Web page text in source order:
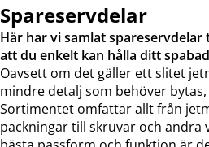
Spareservdelar
Här har vi samlat
att du enkelt kan hålla ditt
Oavsett om det gäller ett slitet
mindre detalj som behöver
Sortimentet omfattar allt från
packningar till skruvar och andra